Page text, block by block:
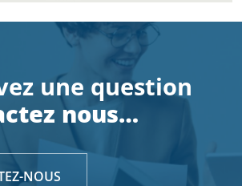
une question
nous…
NOUS